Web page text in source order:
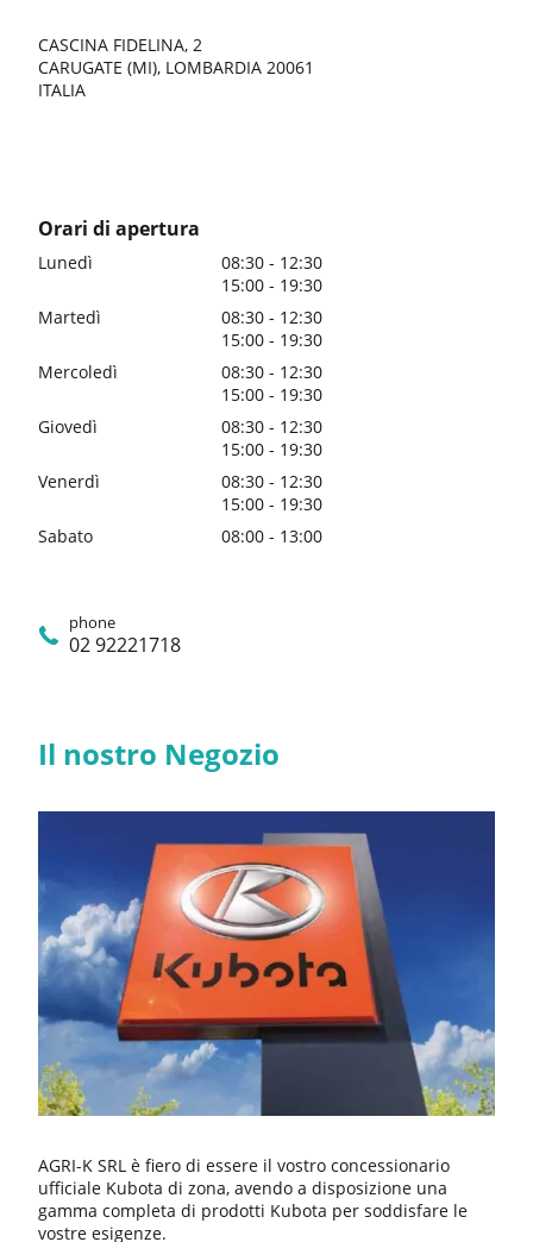
CASCINA FIDELINA, 2
CARUGATE (MI), LOMBARDIA 20061
ITALIA
Orari di apertura
Lunedì
08:30 - 12:30
15:00 - 19:30
Martedì
08:30 - 12:30
15:00 - 19:30
Mercoledì
08:30 - 12:30
15:00 - 19:30
Giovedì
08:30 - 12:30
15:00 - 19:30
Venerdì
08:30 - 12:30
15:00 - 19:30
Sabato
08:00 - 13:00
phone
02 92221718
Il nostro Negozio
AGRI-K SRL è fiero di essere il vostro concessionario
ufficiale Kubota di zona, avendo a disposizione una
gamma completa di prodotti Kubota per soddisfare le
vostre esigenze.